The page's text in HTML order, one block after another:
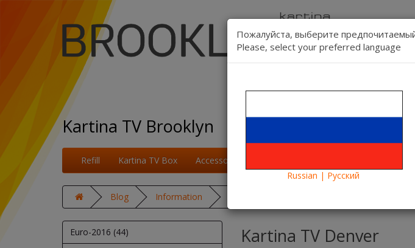
Kartina TV Brooklyn
Refill Kartina TV Box Accessories
Blog Information
Euro-2016 (44)
Kartina TV Denver
Пожалуйста, выберите
Please, select your preferred language
Russian | Русский